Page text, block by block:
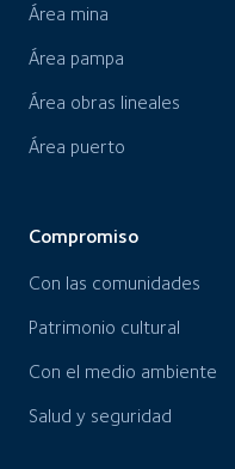
Área mina
Área pampa
Área obras lineales
Área puerto
Compromiso
Con las comunidades
Patrimonio cultural
Con el medio ambiente
Salud y seguridad